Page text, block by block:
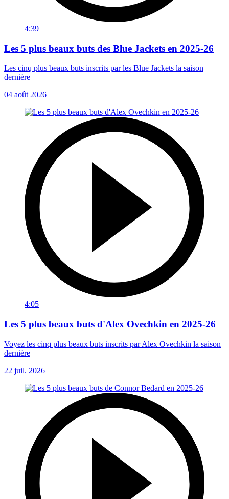
4:39
Les 5 plus beaux buts des Blue Jackets en 2025-26
Les cinq plus beaux buts inscrits par les Blue Jackets la saison
dernière
04 août 2026
4:05
Les 5 plus beaux buts d'Alex Ovechkin en 2025-26
Voyez les cinq plus beaux buts inscrits par Alex Ovechkin la saison
dernière
22 juil. 2026